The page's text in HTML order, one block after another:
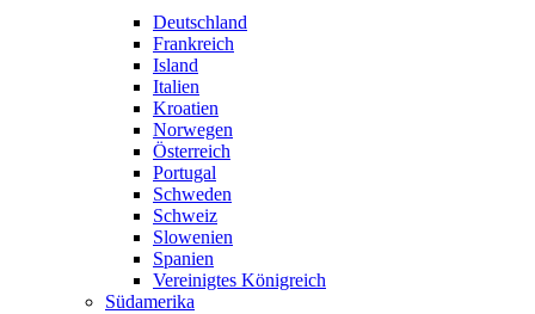
Deutschland
Frankreich
Island
Italien
Kroatien
Norwegen
Österreich
Portugal
Schweden
Schweiz
Slowenien
Spanien
Vereinigtes Königreich
Südamerika